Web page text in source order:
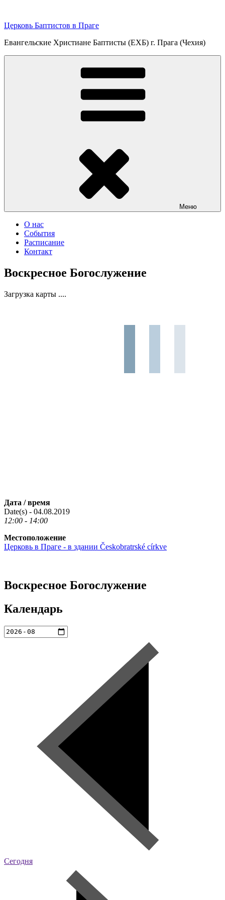
содержимому
Церковь Баптистов в Праге
Евангельские Христиане Баптисты (ЕХБ) г. Прага (Чехия)
Меню
О нас
События
Расписание
Контакт
Воскресное Богослужение
Загрузка карты ....
Дата / время
Date(s) - 04.08.2019
12:00 - 14:00
Местоположение
Церковь в Праге - в здании Českobratrské církve
Воскресное Богослужение
Календарь
Сегодня